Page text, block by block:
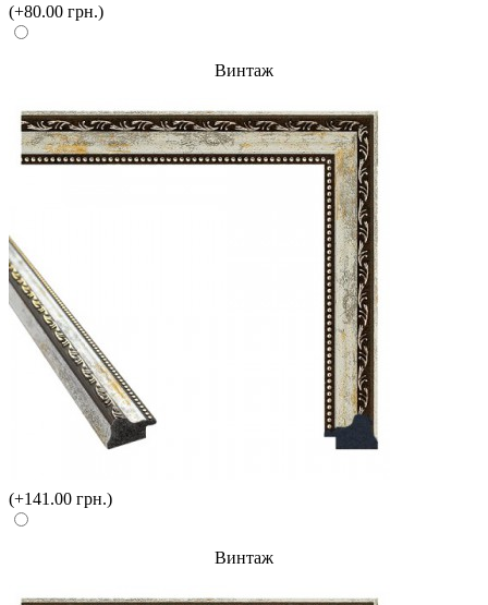
(+80.00 грн.)
Винтаж
(+141.00 грн.)
Винтаж